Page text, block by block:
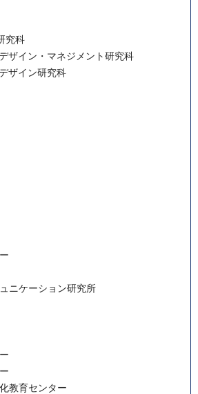
究科
ザイン・マネジメント研究科
ザイン研究科
ニケーション研究所
教育センター